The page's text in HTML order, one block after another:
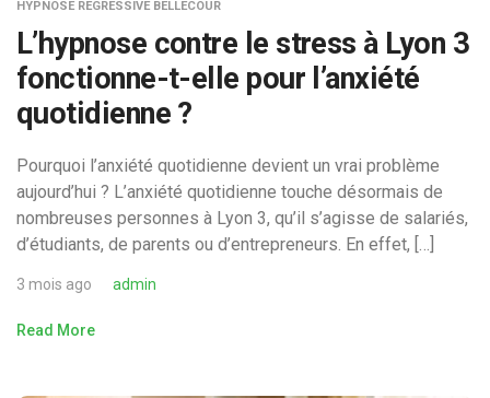
HYPNOSE REGRESSIVE BELLECOUR
L’hypnose contre le stress à Lyon 3
fonctionne-t-elle pour l’anxiété
quotidienne ?
Pourquoi l’anxiété quotidienne devient un vrai problème
aujourd’hui ? L’anxiété quotidienne touche désormais de
nombreuses personnes à Lyon 3, qu’il s’agisse de salariés,
d’étudiants, de parents ou d’entrepreneurs. En effet, […]
3 mois ago admin
Read More